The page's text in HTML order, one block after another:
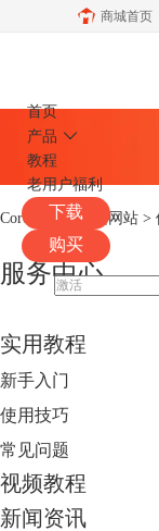
商城首页
首页
产品
教程
老用户福利
下载
购买
CorelDRAW中文网站 >
服务中心
实用教程
新手入门
使用技巧
常见问题
视频教程
新闻资讯